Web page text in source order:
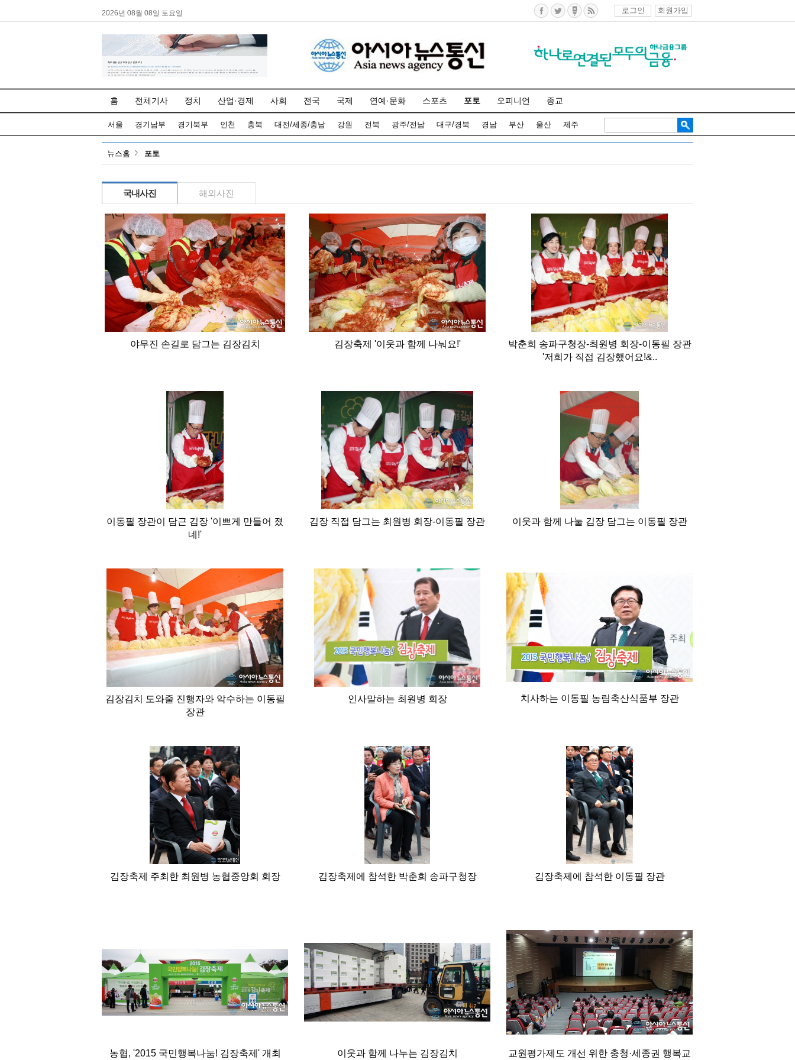
2026년 08월 08일 토요일 로그인 회원가입
홈 전체기사 정치 산업·경제 사회 전국 국제 연예·문화 스포츠 포토 오피니언 종교
서울 경기남부 경기북부 인천 충북 대전/세종/충남 강원 전북 광주/전남 대구/경북 경남 부산 울산 제주
뉴스홈 포토
국내사진 해외사진
야무진 손길로 담그는 김장김치 김장축제 '이웃과 함께 나눠요!'
박춘희 송파구청장-최원병 회장-이동필 장관
'저희가 직접 김장했어요!&..
이동필 장관이 담근 김장 '이쁘게 만들어 졌
네!'
김장 직접 담그는 최원병 회장-이동필 장관 이웃과 함께 나눌 김장 담그는 이동필 장관
김장김치 도와줄 진행자와 악수하는 이동필
장관
인사말하는 최원병 회장 치사하는 이동필 농림축산식품부 장관
김장축제 주최한 최원병 농협중앙회 회장 김장축제에 참석한 박춘희 송파구청장 김장축제에 참석한 이동필 장관
농협, '2015 국민행복나눔! 김장축제' 개최 이웃과 함께 나누는 김장김치 교원평가제도 개선 위한 충청·세종권 행복교